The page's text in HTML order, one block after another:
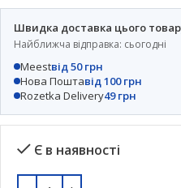
Швидка доставка цього
Найближча відправка: сьогодні
Meestвід 50 грн
Нова Поштавід 100 грн
Rozetka Delivery49 грн
Є в наявності